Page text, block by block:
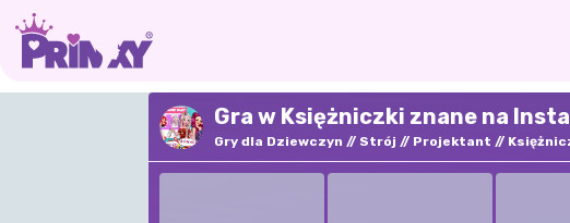
Gra w Księżniczki znane na
Gry dla Dziewczyn Strój Projektant